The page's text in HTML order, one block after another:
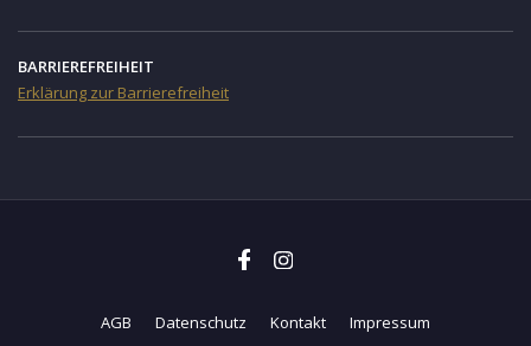
BARRIEREFREIHEIT
Erklärung zur Barrierefreiheit
AGB Datenschutz Kontakt Impressum